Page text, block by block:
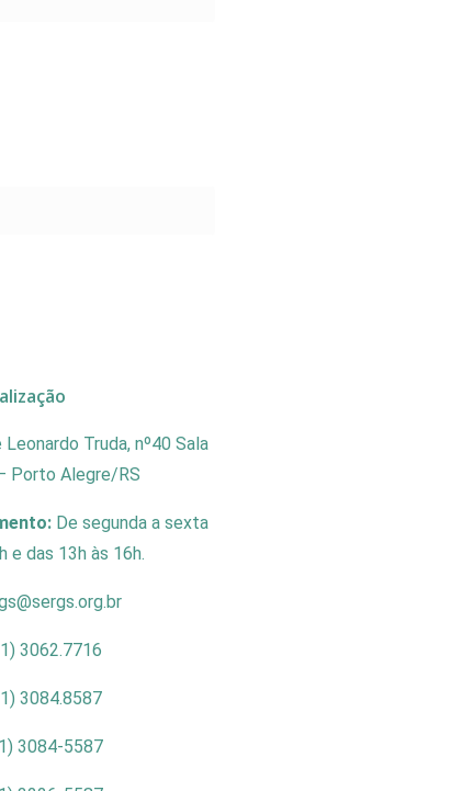
Truda, nº40 Sala
Porto Alegre/RS
De segunda a sexta
e das 13h às 16h.
3062.7716
3084.8587
3084-5587